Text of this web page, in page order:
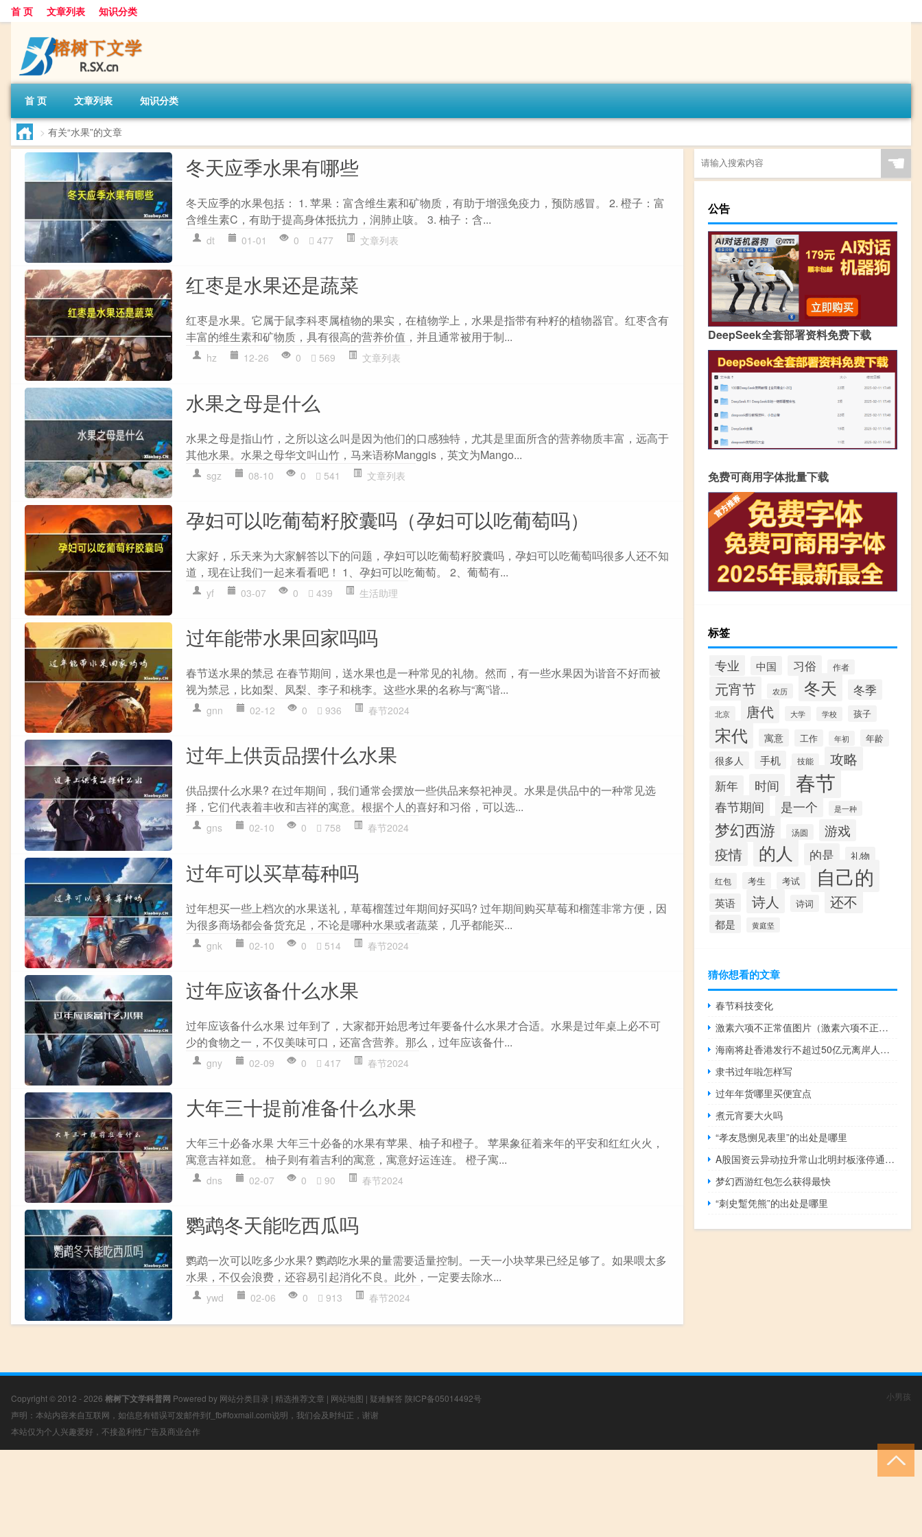
首 页 文章列表 知识分类
首 页 文章列表 知识分类
> 有关“水果”的文章
冬天应季水果有哪些
冬天应季的水果包括： 1. 苹果：富含维生素和矿物质，有助于增强免疫力，预防感冒。 2. 橙子：富
含维生素C，有助于提高身体抵抗力，润肺止咳。 3. 柚子：含...
dt 01-01 0 477 文章列表
红枣是水果还是蔬菜
红枣是水果。它属于鼠李科枣属植物的果实，在植物学上，水果是指带有种籽的植物器官。红枣含有
丰富的维生素和矿物质，具有很高的营养价值，并且通常被用于制...
hz 12-26 0 569 文章列表
水果之母是什么
水果之母是指山竹，之所以这么叫是因为他们的口感独特，尤其是里面所含的营养物质丰富，远高于
其他水果。水果之母华文叫山竹，马来语称Manggis，英文为Mango...
sgz 08-10 0 541 文章列表
孕妇可以吃葡萄籽胶囊吗（孕妇可以吃葡萄吗）
大家好，乐天来为大家解答以下的问题，孕妇可以吃葡萄籽胶囊吗，孕妇可以吃葡萄吗很多人还不知
道，现在让我们一起来看看吧！ 1、孕妇可以吃葡萄。 2、葡萄有...
yf 03-07 0 439 生活助理
过年能带水果回家吗吗
春节送水果的禁忌 在春节期间，送水果也是一种常见的礼物。然而，有一些水果因为谐音不好而被
视为禁忌，比如梨、凤梨、李子和桃李。这些水果的名称与“离”谐...
gnn 02-12 0 936 春节2024
过年上供贡品摆什么水果
供品摆什么水果? 在过年期间，我们通常会摆放一些供品来祭祀神灵。水果是供品中的一种常见选
择，它们代表着丰收和吉祥的寓意。根据个人的喜好和习俗，可以选...
gns 02-10 0 758 春节2024
过年可以买草莓种吗
过年想买一些上档次的水果送礼，草莓榴莲过年期间好买吗? 过年期间购买草莓和榴莲非常方便，因
为很多商场都会备货充足，不论是哪种水果或者蔬菜，几乎都能买...
gnk 02-10 0 514 春节2024
过年应该备什么水果
过年应该备什么水果 过年到了，大家都开始思考过年要备什么水果才合适。水果是过年桌上必不可
少的食物之一，不仅美味可口，还富含营养。那么，过年应该备什...
gny 02-09 0 417 春节2024
大年三十提前准备什么水果
大年三十必备水果 大年三十必备的水果有苹果、柚子和橙子。 苹果象征着来年的平安和红红火火，
寓意吉祥如意。 柚子则有着吉利的寓意，寓意好运连连。 橙子寓...
dns 02-07 0 90 春节2024
鹦鹉冬天能吃西瓜吗
鹦鹉一次可以吃多少水果? 鹦鹉吃水果的量需要适量控制。一天一小块苹果已经足够了。如果喂太多
水果，不仅会浪费，还容易引起消化不良。此外，一定要去除水...
ywd 02-06 0 913 春节2024
☚
公告
DeepSeek全套部署资料免费下载
免费可商用字体批量下载
标签
专业 中国 习俗 作者
元宵节 农历 冬天 冬季
北京 唐代 大学 学校 孩子
宋代 寓意 工作 年初 年龄
很多人 手机 技能 攻略
新年 时间 春节
春节期间 是一个 是一种
梦幻西游 汤圆 游戏
疫情 的人 的是 礼物
红包 考生 考试 自己的
英语 诗人 诗词 还不
都是 黄庭坚
猜你想看的文章
春节科技变化
激素六项不正常值图片（激素六项不正常的症状）
海南将赴香港发行不超过50亿元离岸人民币地方政府债券
隶书过年啦怎样写
过年年货哪里买便宜点
煮元宵要大火吗
“孝友恳恻见表里”的出处是哪里
A股国资云异动拉升常山北明封板涨停通行宝、电科数字、美利云、紫光股份等跟涨
梦幻西游红包怎么获得最快
“刺史蹔凭熊”的出处是哪里
Copyright © 2012 - 2026 榕树下文学科普网 Powered by 网站分类目录 | 精选推荐文章 | 网站地图 | 疑难解答 陕ICP备05014492号
声明：本站内容来自互联网，如信息有错误可发邮件到f_fb#foxmail.com说明，我们会及时纠正，谢谢
本站仅为个人兴趣爱好，不接盈利性广告及商业合作
小男孩